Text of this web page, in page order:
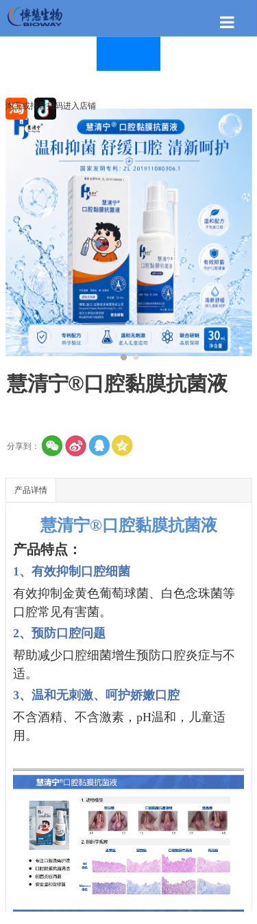
关于博慧
博慧产品
新闻资讯
联系我们
慧清宁®口腔黏膜抗菌液
分享到：
淘宝或抖音扫码进入店铺
产品详情
慧清宁®口腔黏膜抗菌液
产品特点：
1、 有效抑制口腔细菌
有效抑制金黄色葡萄球菌、白色念珠菌等
口腔常见有害菌。
2、 预防口腔问题
帮助减少口腔细菌增生预防口腔炎症与不
适。
3、温和无刺激、呵护娇嫩口腔
不含酒精、不含激素，pH温和，儿童适
用。